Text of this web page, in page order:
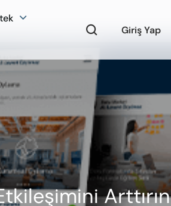
Giriş Yap
Arttırın